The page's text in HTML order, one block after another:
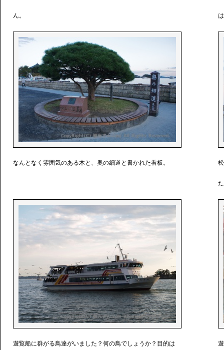
ん。
なんとなく雰囲気のある木と、奥の細道と書かれた看板。
遊覧船に群がる鳥達がいました？何の鳥でしょうか？目的は